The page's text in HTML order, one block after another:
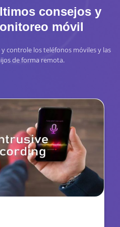
consejos y
móvil
controle los teléfonos móviles y las
de forma remota.